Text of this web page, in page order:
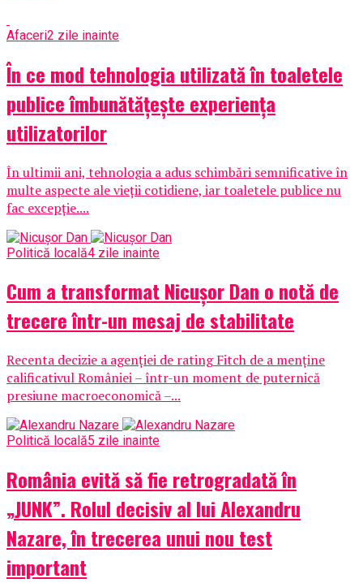
Afaceri2 zile inainte
În ce mod tehnologia utilizată în toaletele
publice îmbunătățește experiența
utilizatorilor
În ultimii ani, tehnologia a adus schimbări semnificative în
multe aspecte ale vieții cotidiene, iar toaletele publice nu
fac excepție....
Politică locală4 zile inainte
Cum a transformat Nicușor Dan o notă de
trecere într-un mesaj de stabilitate
Recenta decizie a agenției de rating Fitch de a menține
calificativul României – într-un moment de puternică
presiune macroeconomică –...
Politică locală5 zile inainte
România evită să fie retrogradată în
„JUNK”. Rolul decisiv al lui Alexandru
Nazare, în trecerea unui nou test
important